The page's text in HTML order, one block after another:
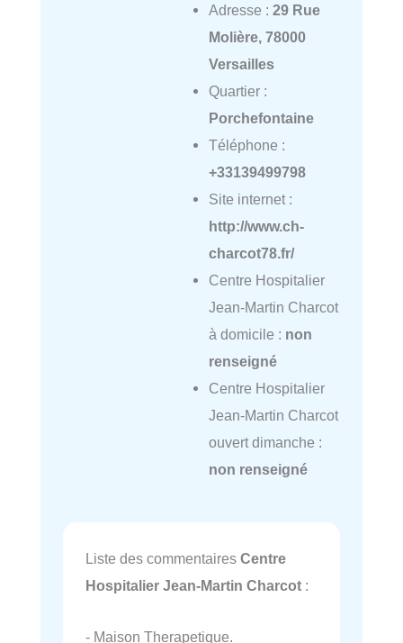
Adresse : 29 Rue
Molière, 78000
Versailles
Quartier :
Porchefontaine
Téléphone :
+33139499798
Site internet :
http://www.ch-
charcot78.fr/
Centre Hospitalier
Jean-Martin Charcot
à domicile : non
renseigné
Centre Hospitalier
Jean-Martin Charcot
ouvert dimanche :
non renseigné
Liste des commentaires Centre
Hospitalier Jean-Martin Charcot :
- Maison Therapetique.